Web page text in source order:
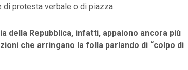
protesta verbale o di piazza.
della Repubblica, infatti, appaiono ancora più
che arringano la folla parlando di “colpo di